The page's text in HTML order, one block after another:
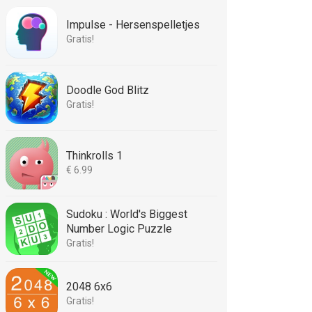
Impulse - Hersenspelletjes
Gratis!
Doodle God Blitz
Gratis!
Thinkrolls 1
€ 6.99
Sudoku : World's Biggest
Number Logic Puzzle
Gratis!
2048 6x6
Gratis!